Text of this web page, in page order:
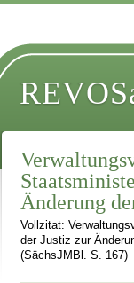
Änderung
Vollzitat:
der Justiz zur
(SächsJMBl. S. 167)